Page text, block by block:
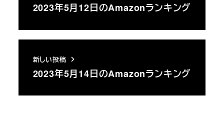
2023年5月12日のAmazonランキング
新しい投稿
2023年5月14日のAmazonランキング